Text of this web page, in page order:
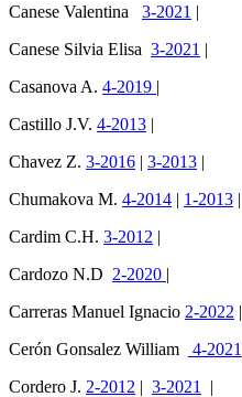
Canese Valentina 3-2021 |
Canese Silvia Elisa 3-2021 |
Casanova A. 4-2019 |
Castillo J.V. 4-2013 |
Chavez Z. 3-2016 | 3-2013 |
Chumakova M. 4-2014 | 1-2013 |
Cardim C.H. 3-2012 |
Cardozo N.D 2-2020 |
Carreras Manuel Ignacio 2-2022 |
Cerón Gonsalez William
4-2021
Cordero J. 2-2012 | 3-2021
|